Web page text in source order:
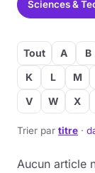
Sciences &
Tout A B
K
L M
V
W X
Trier par titre ·
Aucun article